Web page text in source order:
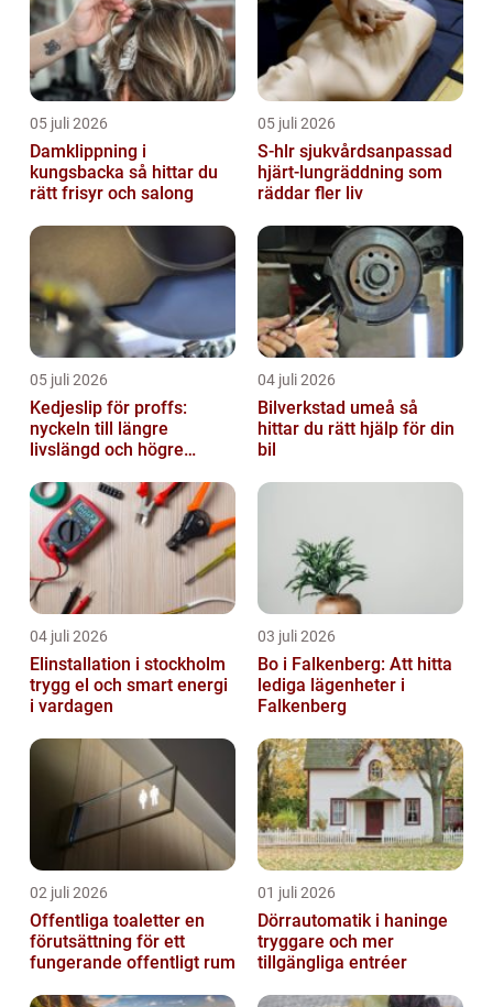
05 juli 2026
Damklippning i
kungsbacka så hittar du
rätt frisyr och salong
05 juli 2026
S-hlr sjukvårdsanpassad
hjärt-lungräddning som
räddar fler liv
05 juli 2026
Kedjeslip för proffs:
nyckeln till längre
livslängd och högre
04 juli 2026
Bilverkstad umeå så
hittar du rätt hjälp för din
bil
04 juli 2026
Elinstallation i stockholm
trygg el och smart energi
i vardagen
03 juli 2026
Bo i Falkenberg: Att hitta
lediga lägenheter i
Falkenberg
02 juli 2026
Offentliga toaletter en
förutsättning för ett
fungerande offentligt rum
01 juli 2026
Dörrautomatik i haninge
tryggare och mer
tillgängliga entréer